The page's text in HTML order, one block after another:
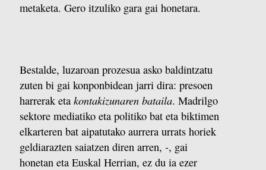
metaketa. Gero itzuliko gara gai honetara.
Bestalde, luzaroan prozesua asko baldintzatu
zuten bi gai konponbidean jarri dira: presoen
harrerak eta kontakizunaren bataila. Madrilgo
sektore mediatiko eta politiko bat eta biktimen
elkarteren bat aipatutako aurrera urrats horiek
geldiarazten saiatzen diren arren, -, gai
honetan eta Euskal Herrian, ez du ia ezer